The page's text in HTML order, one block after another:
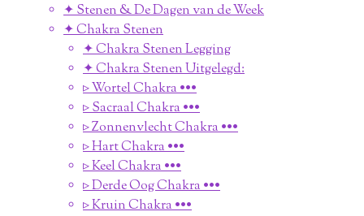
✦ Stenen & De Dagen van de Week
✦ Chakra Stenen
✦ Chakra Stenen Legging
✦ Chakra Stenen Uitgelegd:
▹ Wortel Chakra •••
▹ Sacraal Chakra •••
▹ Zonnenvlecht Chakra •••
▹ Hart Chakra •••
▹ Keel Chakra •••
▹ Derde Oog Chakra •••
▹ Kruin Chakra •••